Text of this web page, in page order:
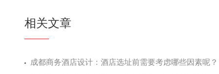
相关文章
成都商务酒店设计：酒店选址前需要考虑哪些因素呢？